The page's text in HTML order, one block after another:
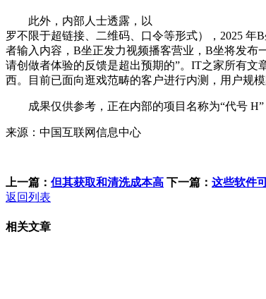
此外，内部人士透露，以
罗不限于超链接、二维码、口令等形式），2025
者输入内容，B坐正发力视频播客营业，B坐将发布
请创做者体验的反馈是超出预期的”。IT之家所有
西。目前已面向逛戏范畴的客户进行内测，用户规模
成果仅供参考，正在内部的项目名称为“代号 H”
来源：中国互联网信息中心
上一篇： 但其获取和清洗成本高 下一篇： 这些软件
返回列表
相关文章